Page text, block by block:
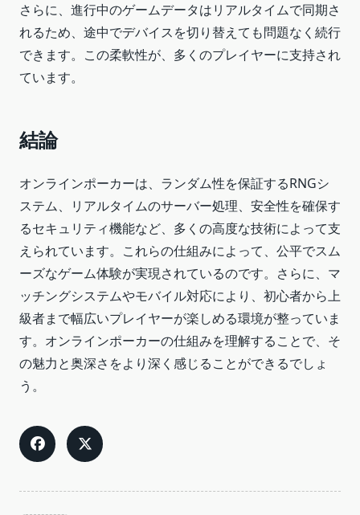
さらに、進行中のゲームデータはリアルタイムで同期さ
れるため、途中でデバイスを切り替えても問題なく続行
できます。この柔軟性が、多くのプレイヤーに支持され
ています。
結論
オンラインポーカーは、ランダム性を保証するRNGシ
ステム、リアルタイムのサーバー処理、安全性を確保す
るセキュリティ機能など、多くの高度な技術によって支
えられています。これらの仕組みによって、公平でスム
ーズなゲーム体験が実現されているのです。さらに、マ
ッチングシステムやモバイル対応により、初心者から上
級者まで幅広いプレイヤーが楽しめる環境が整っていま
す。オンラインポーカーの仕組みを理解することで、そ
の魅力と奥深さをより深く感じることができるでしょ
う。